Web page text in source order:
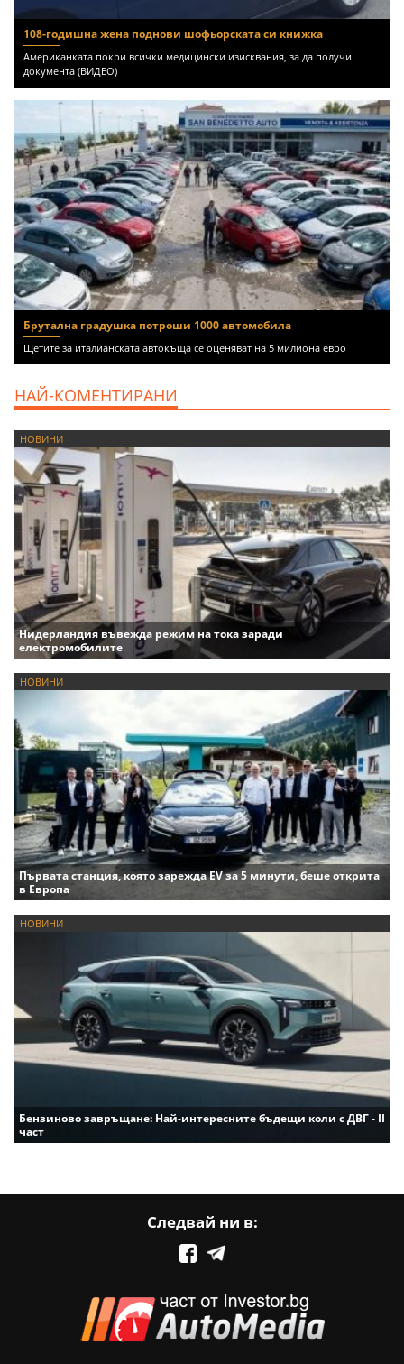
108-годишна жена поднови шофьорската си книжка
Американката покри всички медицински изисквания, за да получи
документа (ВИДЕО)
Брутална градушка потроши 1000 автомобила
Щетите за италианската автокъща се оценяват на 5 милиона евро
НАЙ-КОМЕНТИРАНИ
НОВИНИ
Нидерландия въвежда режим на тока заради
електромобилите
НОВИНИ
Първата станция, която зарежда EV за 5 минути, беше открита
в Европа
НОВИНИ
Бензиново завръщане: Най-интересните бъдещи коли с ДВГ - II
част
Следвай ни в: